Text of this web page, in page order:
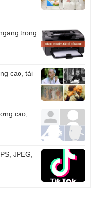
trong
cao, tải
cao,
JPEG,